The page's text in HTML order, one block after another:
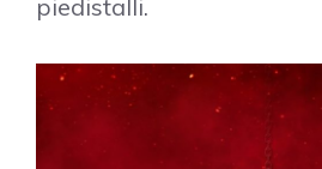
piedistalli.